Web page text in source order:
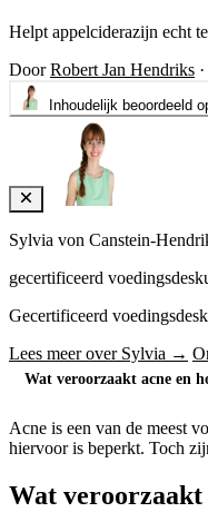
Helpt appelciderazijn echt
DoorRobert Jan Hendriks ·
Inhoudelijk beoordeeld
Sylvia von Canstein-
gecertificeerd
Gecertificeerd
Lees meer over Sylvia →
Wat veroorzaakt acne en
Acne is een van de meest
hiervoor is beperkt. Toch
Wat veroorzaakt